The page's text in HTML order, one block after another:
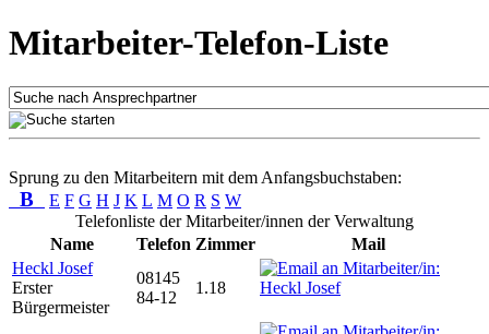
Mitarbeiter-Telefon-Liste
Sprung zu den Mitarbeitern mit dem Anfangsbuchstaben:
B E F G H J K L M O R S W
Telefonliste der Mitarbeiter/innen der Verwaltung
Name
Telefon Zimmer
Mail
Heckl Josef
Erster
Bürgermeister
08145
84-12
1.18